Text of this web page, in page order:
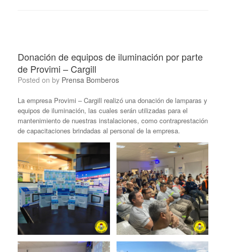
Donación de equipos de iluminación por parte
de Provimi – Cargill
Posted on by Prensa Bomberos
La empresa Provimi – Cargill realizó una donación de lamparas y
equipos de iluminación, las cuales serán utilizadas para el
mantenimiento de nuestras instalaciones, como contraprestación
de capacitaciones brindadas al personal de la empresa.